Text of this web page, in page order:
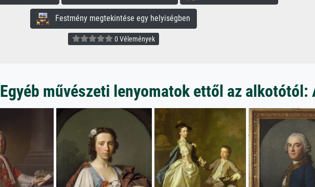
Festmény megtekintése egy helyiségben
0 Vélemények
Egyéb művészeti lenyomatok ettől az alkotótól: